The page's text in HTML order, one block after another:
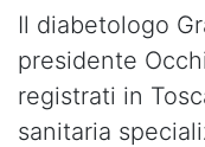
Il diabetologo
presidente
registrati in
sanitaria